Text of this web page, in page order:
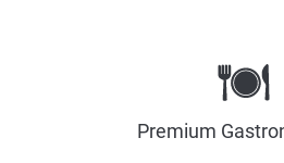
Premium